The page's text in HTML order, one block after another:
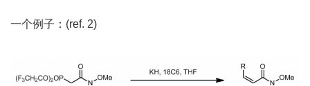
一个例子：(ref. 2)